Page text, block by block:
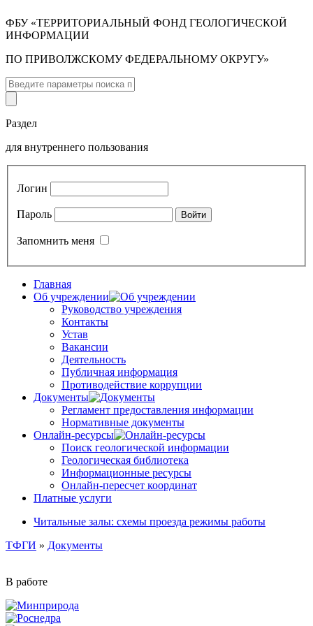
ФБУ «ТЕРРИТОРИАЛЬНЫЙ ФОНД ГЕОЛОГИЧЕСКОЙ
ИНФОРМАЦИИ
ПО ПРИВОЛЖСКОМУ ФЕДЕРАЛЬНОМУ ОКРУГУ»
Раздел
для внутреннего пользования
Логин
Пароль
Запомнить меня
Главная
Об учреждении
Руководство учреждения
Контакты
Устав
Вакансии
Деятельность
Публичная информация
Противодействие коррупции
Документы
Регламент предоставления информации
Нормативные документы
Онлайн-ресурсы
Поиск геологической информации
Геологическая библиотека
Информационные ресурсы
Онлайн-пересчет координат
Платные услуги
Читальные залы: схемы проезда режимы работы
ТФГИ » Документы
В работе